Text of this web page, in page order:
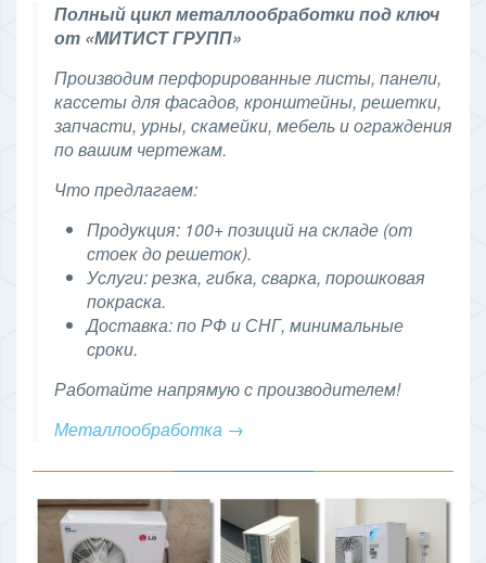
Полный цикл металлообработки под ключ
от «МИТИСТ ГРУПП»
Производим перфорированные листы, панели,
кассеты для фасадов, кронштейны, решетки,
запчасти, урны, скамейки, мебель и ограждения
по вашим чертежам.
Что предлагаем:
Продукция: 100+ позиций на складе (от
стоек до решеток).
Услуги: резка, гибка, сварка, порошковая
покраска.
Доставка: по РФ и СНГ, минимальные
сроки.
Работайте напрямую с производителем!
Металлообработка →